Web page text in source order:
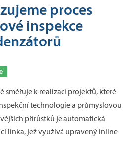
proces
inspekce
směřuje k realizaci projektů, které
technologie a průmyslovou
přírůstků je automatická
linka, jež využívá upravený inline